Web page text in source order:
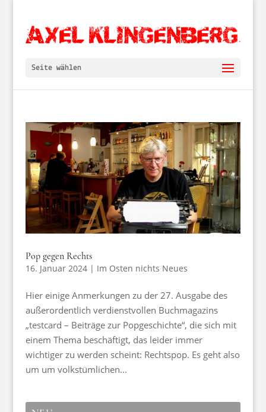
Seite wählen
Pop gegen Rechts
16. Januar 2024| Im Osten nichts Neues
Hier einige Anmerkungen zu der 27. Ausgabe des
außerordentlich verdienstvollen Buchmagazins
„testcard – Beiträge zur Popgeschichte“, die sich mit
einem Thema beschäftigt, das leider immer
wichtiger zu werden scheint: Rechtspop. Es geht also
um um volkstümlichen...